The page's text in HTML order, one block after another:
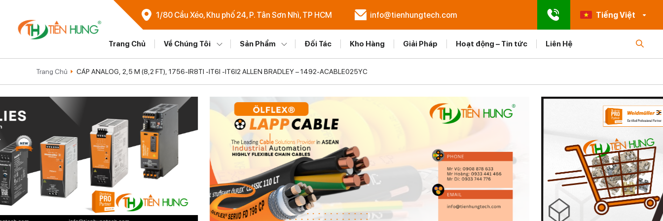
1/80 Cầu Xéo, Khu phố 24, P. Tân Sơn Nhì, TP HCM info@tienhungtech.com Tiếng Việt
Trang Chủ Về Chúng Tôi Sản Phẩm Đối Tác Kho Hàng Giải Pháp Hoạt động – Tin tức Liên Hệ
Trang Chủ CÁP ANALOG, 2,5 M (8,2 FT), 1756-IR8TI -IT6I -IT6I2 ALLEN BRADLEY – 1492-ACABLE025YC